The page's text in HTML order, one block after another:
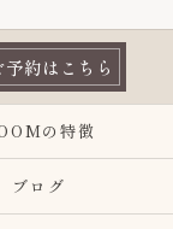
予約はこちら
の特徴
ブログ